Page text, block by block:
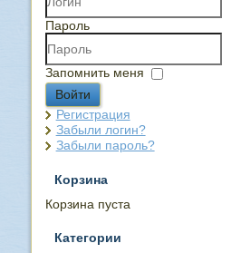
Пароль
Запомнить меня
Войти
Регистрация
Забыли логин?
Забыли пароль?
Корзина
Корзина пуста
Категории